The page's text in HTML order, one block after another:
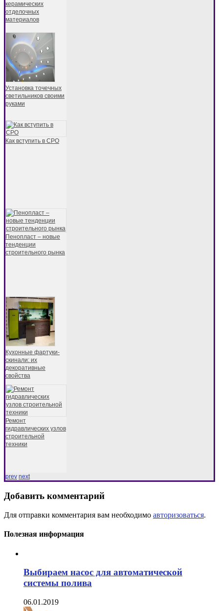
керамических
отделочных
материалов
Установка точечных
светильников своими
руками
Как вступить в СРО
Пенопласт – новые
тенденции
строительного рынка
Кухонные фартуки-
скинали: их
декоративные
свойства
Ремонт
гидравлических узлов
строительной
техники
prev next
Добавить комментарий
Для отправки комментария вам необходимо авторизоваться.
Полезная информация
Выбираем насос для автоматической
системы полива
06.01.2019